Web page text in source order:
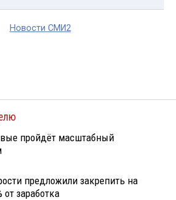
Новости СМИ2
пройдёт масштабный
предложили закрепить на
заработка